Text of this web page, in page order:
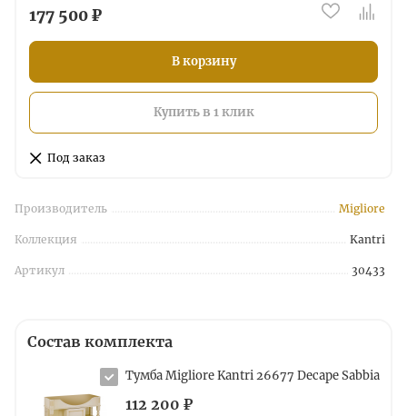
177 500 ₽
В корзину
Купить в 1 клик
Под заказ
Производитель Migliore
Коллекция Kantri
Артикул 30433
Состав комплекта
112 200 ₽
Тумба Migliore Kantri 26677 Decape Sabbia